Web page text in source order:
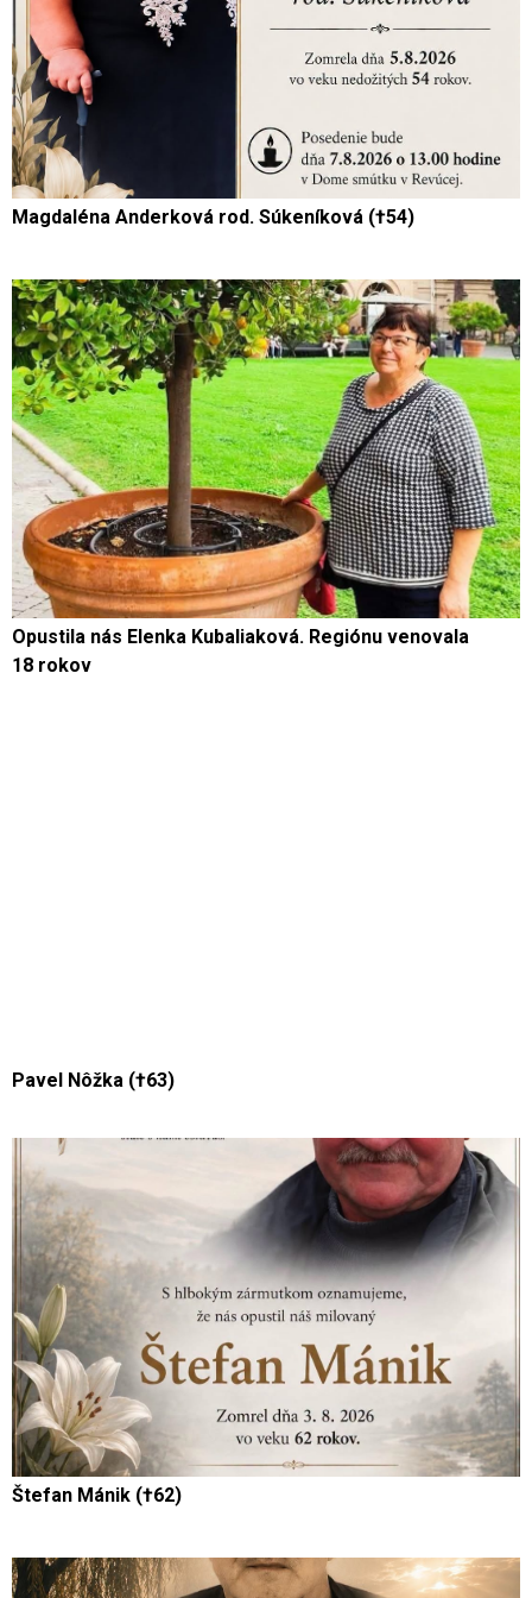
Magdaléna Anderková rod. Súkeníková (†54)
Opustila nás Elenka Kubaliaková. Regiónu venovala
18 rokov
Pavel Nôžka (†63)
Štefan Mánik (†62)